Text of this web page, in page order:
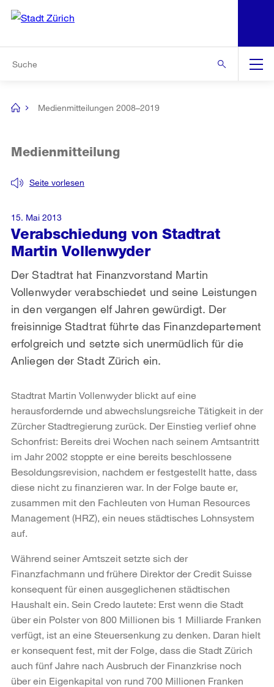
Navigation
[no
Medienmitteilungen 2008–2019
Verabschiedung von Stadtrat
Martin Vollenwyder
Seite vorlesen
Medienmitteilung
Der Stadtrat hat Finanzvorstand Martin
Vollenwyder verabschiedet und seine Leistungen
in den vergangen elf Jahren gewürdigt. Der
freisinnige Stadtrat führte das Finanzdepartement
erfolgreich und setzte sich unermüdlich für die
Anliegen der Stadt Zürich ein.
15. Mai 2013
Stadtrat Martin Vollenwyder blickt auf eine
herausfordernde und abwechslungsreiche Tätigkeit in der
Zürcher Stadtregierung zurück. Der Einstieg verlief ohne
Schonfrist: Bereits drei Wochen nach seinem Amtsantritt
im Jahr 2002 stoppte er eine bereits beschlossene
Besoldungsrevision, nachdem er festgestellt hatte, dass
diese nicht zu finanzieren war. In der Folge baute er,
zusammen mit den Fachleuten von Human Resources
Management (HRZ), ein neues städtisches Lohnsystem
auf.
Während seiner Amtszeit setzte sich der
Finanzfachmann und frühere Direktor der Credit Suisse
konsequent für einen ausgeglichenen städtischen
Haushalt ein. Sein Credo lautete: Erst wenn die Stadt
über ein Polster von 800 Millionen bis 1 Milliarde Franken
verfügt, ist an eine Steuersenkung zu denken. Daran hielt
er konsequent fest, mit der Folge, dass die Stadt Zürich
auch fünf Jahre nach Ausbruch der Finanzkrise noch
über ein Eigenkapital von rund 700 Millionen Franken